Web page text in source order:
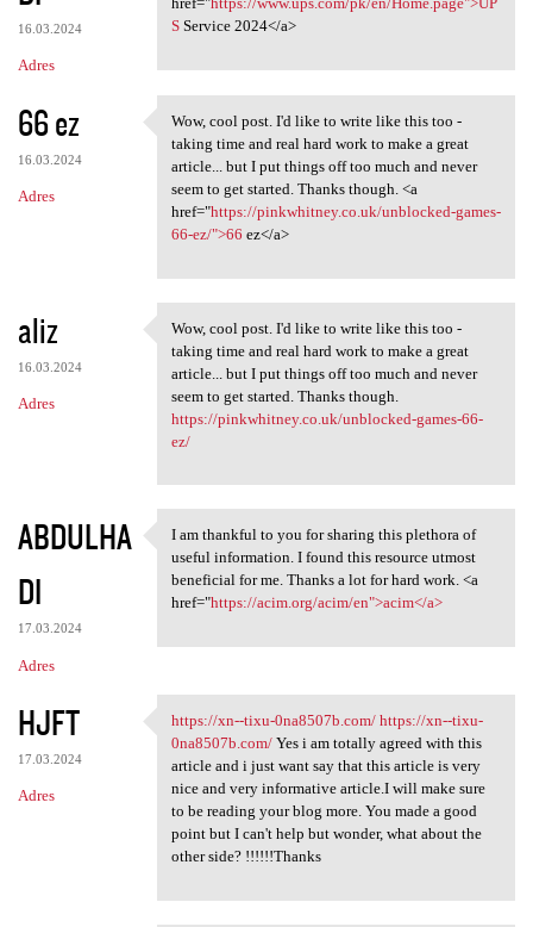
16.03.2024
Adres
SService 2024</a>
66 ez
16.03.2024
Adres
Wow, cool post. I'd like to
Wow, cool post. I'd like to write like this too -
taking time and real hard work to make a great
article... but I put things off too much and never
seem to get started. Thanks though. <a
href="https://pinkwhitney.co.uk/unblocked-games-
66-ez/">66 ez</a>
aliz
16.03.2024
Adres
Wow, cool post. I'd like to
Wow, cool post. I'd like to write like this too -
taking time and real hard work to make a great
article... but I put things off too much and never
seem to get started. Thanks though.
https://pinkwhitney.co.uk/unblocked-games-66-
ez/
ABDULHA
DI
17.03.2024
Adres
I am thankful to you for
I am thankful to you for sharing this plethora of
useful information. I found this resource utmost
beneficial for me. Thanks a lot for hard work. <a
href="https://acim.org/acim/en">acim</a>
HJFT
17.03.2024
Adres
https://xn--tixu-0na8507b.com
https://xn--tixu-0na8507b.com/ https://xn--tixu-
0na8507b.com/Yes i am totally agreed with this
article and i just want say that this article is very
nice and very informative article.I will make sure
to be reading your blog more. You made a good
point but I can't help but wonder, what about the
other side? !!!!!!Thanks